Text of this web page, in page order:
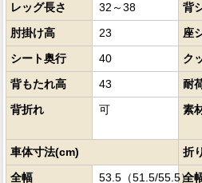
レッグ長さ 32～38 背
肘掛け高
23 座
シート奥行
40 ク
背もたれ高
43 耐
背折れ
可 素
車体寸法(cm)
折
全幅
53.5（51.5/55.5）
全